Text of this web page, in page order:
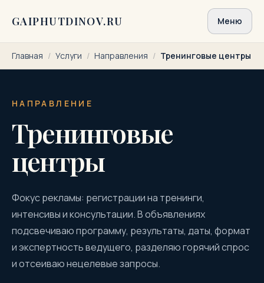
GAIPHUTDINOV.RU Меню
Главная / Услуги / Направления / Тренинговые центры
НАПРАВЛЕНИЕ
Тренинговые
центры
Фокус рекламы: регистрации на тренинги,
интенсивы и консультации. В объявлениях
подсвечиваю программу, результаты, даты, формат
и экспертность ведущего, разделяю горячий спрос
и отсеиваю нецелевые запросы.